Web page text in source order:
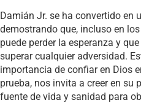
Damián Jr. se ha convertido en
demostrando que, incluso en
puede perder la esperanza y
superar cualquier adversidad.
importancia de confiar en Dios
prueba, nos invita a creer en su
fuente de vida y sanidad para